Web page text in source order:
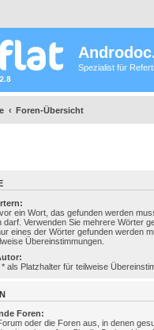
Spezialist für
Foren-Übersicht
vor ein Wort, das gefunden werden
darf. Verwenden Sie mehrere Wörter
eines der Wörter gefunden werden
Übereinstimmungen.
als Platzhalter für teilweise
Foren:
oder die Foren aus, in denen